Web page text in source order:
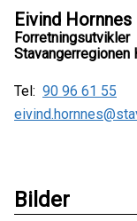
Eivind Hornnes
Forretningsutvikler
Stavangerregionen
Tel: 90 96 61 55
Bilder